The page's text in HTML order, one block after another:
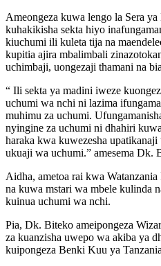
Ameongeza kuwa lengo la Sera
kuhakikisha sekta hiyo
kiuchumi ili kuleta tija na
kupitia ajira mbalimbali
uchimbaji, uongezaji thamani na
“ Ili sekta ya madini iweze
uchumi wa nchi ni lazima
muhimu za uchumi.
nyingine za uchumi ni dhahiri
haraka kwa kuwezesha
ukuaji wa uchumi.” amesema Dk.
Aidha, ametoa rai kwa
na kuwa mstari wa mbele kulinda
kuinua uchumi wa nchi.
Pia, Dk. Biteko ameipongeza
za kuanzisha uwepo wa akiba ya
kuipongeza Benki Kuu ya